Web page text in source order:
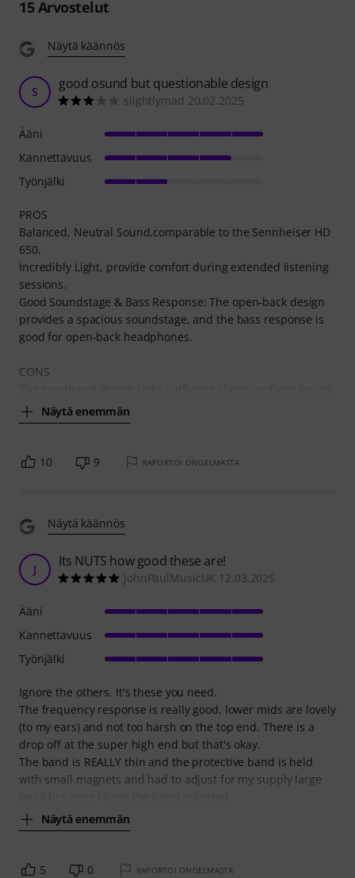
15Arvostelut
Näytä käännös
S good osund but questionable design
slightlymad 20.02.2025
PROS
Balanced, Neutral Sound,comparable to the Sennheiser HD
650.
Incredibly Light, provide comfort during extended listening
sessions.
Good Soundstage & Bass Response: The open-back design
provides a spacious soundstage, and the bass response is
good for open-back headphones.
CONS
Näytä enemmän
Ääni
Kannettavuus
Työnjälki
10 9 RAPORTOI ONGELMASTA
Näytä käännös
J Its NUTS how good these are!
JohnPaulMusicUK 12.03.2025
Ignore the others. It's these you need.
The frequency response is really good, lower mids are lovely
(to my ears) and not too harsh on the top end. There is a
drop off at the super high end but that's okay.
The band is REALLY thin and the protective band is held
with small magnets and had to adjust for my supply large
Näytä enemmän
Ääni
Kannettavuus
Työnjälki
5 0 RAPORTOI ONGELMASTA